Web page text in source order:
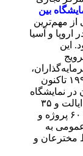
بین
از مهم‌ترین
اروپا و آسیا
این
تولیدکنندگان و مصرف‌کنندگان از سال ۱۹۹۸ تاکنون
کنندگان در نمایشگاه
ارشمیدس، نمایندگان ۲۲۱ سازمان از ۲۷ ایالت و ۳۵
منطقه فدراسیون روسیه بودند که حدود ۶۰۰ پروژه و
عمومی به
توسط مخترعان و